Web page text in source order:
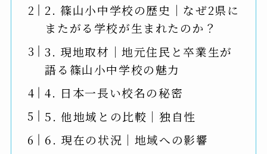
2. 篠山小中学校の歴史｜なぜ2県に
またがる学校が生まれたのか？
3. 現地取材｜地元住民と卒業生が
語る篠山小中学校の魅力
4. 日本一長い校名の秘密
5. 他地域との比較｜独自性
6. 現在の状況｜地域への影響